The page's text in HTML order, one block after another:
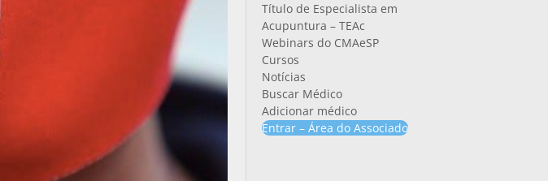
Título de Especialista em
Acupuntura – TEAc
Webinars do CMAeSP
Cursos
Notícias
Buscar Médico
Adicionar médico
Entrar – Área do Associado